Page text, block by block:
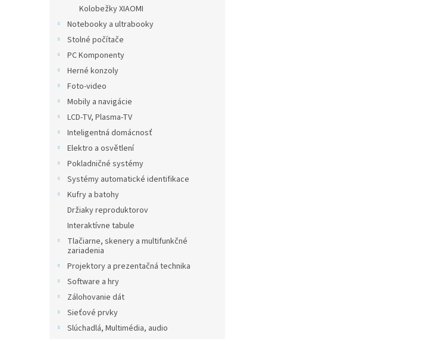
Kolobežky XIAOMI
Notebooky a ultrabooky
Stolné počítače
PC Komponenty
Herné konzoly
Foto-video
Mobily a navigácie
LCD-TV, Plasma-TV
Inteligentná domácnosť
Elektro a osvětlení
Pokladničné systémy
Systémy automatické identifikace
Kufry a batohy
Držiaky reproduktorov
Interaktívne tabule
Tlačiarne, skenery a multifunkčné
zariadenia
Projektory a prezentačná technika
Software a hry
Zálohovanie dát
Sieťové prvky
Slúchadlá, Multimédia, audio